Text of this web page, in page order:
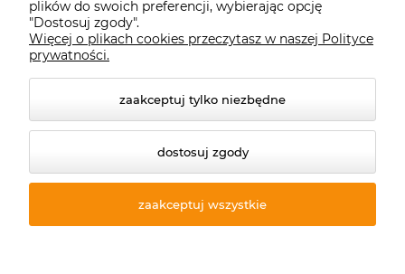
Informacje
© 2026 starecegly.com. Wszelkie prawa zastrzeżone.
plików do swoich preferencji, wybierając opcję
"Dostosuj zgody".
Więcej o plikach cookies przeczytasz w naszej Polityce
prywatności.
zaakceptuj tylko niezbędne
dostosuj zgody
zaakceptuj wszystkie